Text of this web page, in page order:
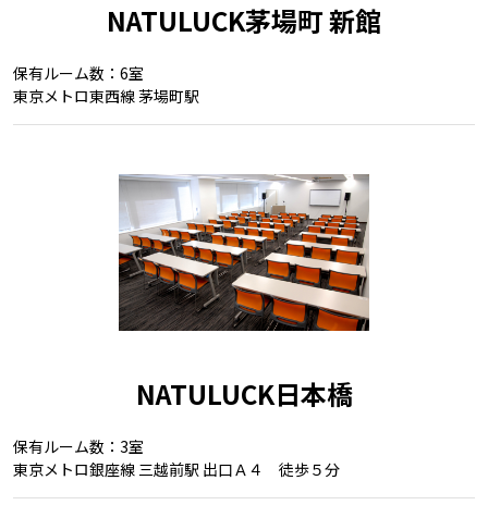
NATULUCK茅場町 新館
保有ルーム数：6室
東京メトロ東西線 茅場町駅
NATULUCK日本橋
保有ルーム数：3室
東京メトロ銀座線 三越前駅 出口Ａ４ 徒歩５分